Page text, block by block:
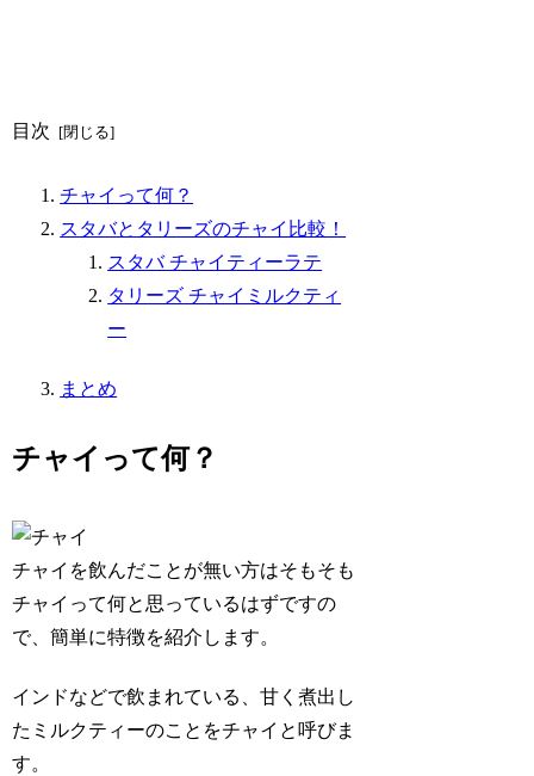
目次
チャイって何？
スタバとタリーズのチャイ比較！
スタバ チャイティーラテ
タリーズ チャイミルクティ
ー
まとめ
チャイって何？
チャイを飲んだことが無い方はそもそも
チャイって何と思っているはずですの
で、簡単に特徴を紹介します。
インドなどで飲まれている、甘く煮出し
たミルクティーのことをチャイと呼びま
す。